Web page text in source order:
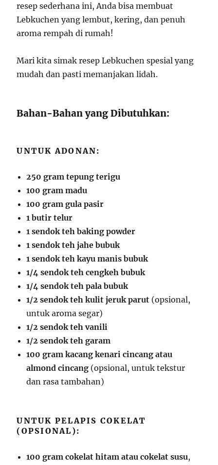
resep sederhana ini, Anda bisa membuat
Lebkuchen yang lembut, kering, dan penuh
aroma rempah di rumah!
Mari kita simak resep Lebkuchen spesial yang
mudah dan pasti memanjakan lidah.
Bahan-Bahan yang Dibutuhkan:
UNTUK ADONAN:
250 gram tepung terigu
100 gram madu
100 gram gula pasir
1 butir telur
1 sendok teh baking powder
1 sendok teh jahe bubuk
1 sendok teh kayu manis bubuk
1/4 sendok teh cengkeh bubuk
1/4 sendok teh pala bubuk
1/2 sendok teh kulit jeruk parut (opsional,
untuk aroma segar)
1/2 sendok teh vanili
1/2 sendok teh garam
100 gram kacang kenari cincang atau
almond cincang (opsional, untuk tekstur
dan rasa tambahan)
UNTUK PELAPIS COKELAT
(OPSIONAL):
100 gram cokelat hitam atau cokelat susu,